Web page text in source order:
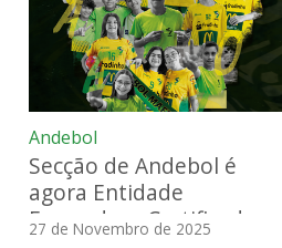
Andebol
Secção de Andebol é
agora Entidade
Formadora Certificada
27 de Novembro de 2025